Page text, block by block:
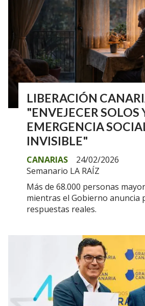
LIBERACIÓN
"ENVEJECER SOLOS
EMERGENCIA
INVISIBLE"
Semanario LA RAÍZ
CANARIAS 24/02/2026
Más de 68.000 personas
mientras el Gobierno anuncia
respuestas reales.